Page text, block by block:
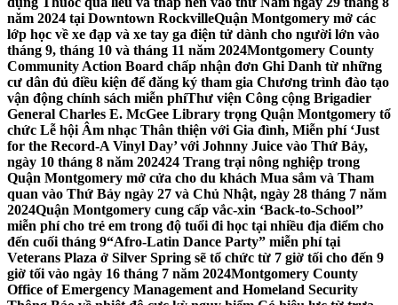
năm 2024 tại Downtown RockvilleQuận Montgomery mở các
lớp học về xe đạp và xe tay ga điện tử dành cho người lớn vào
tháng 9, tháng 10 và tháng 11 năm 2024Montgomery County
Community Action Board chấp nhận đơn Ghi Danh từ những
cư dân đủ điều kiện để đăng ký tham gia Chương trình đào tạo
vận động chính sách miễn phíThư viện Công cộng Brigadier
General Charles E. McGee Library trọng Quận Montgomery tổ
chức Lễ hội Âm nhạc Thân thiện với Gia đình, Miễn phí ‘Just
for the Record-A Vinyl Day’ với Johnny Juice vào Thứ Bảy,
ngày 10 tháng 8 năm 202424 Trang trại nông nghiệp trong
Quận Montgomery mở cửa cho du khách Mua sắm và Tham
quan vào Thứ Bảy ngày 27 và Chủ Nhật, ngày 28 tháng 7 năm
2024Quận Montgomery cung cấp vắc-xin ‘Back-to-School’’
miễn phí cho trẻ em trong độ tuổi đi học tại nhiều địa điểm cho
đến cuối tháng 9“Afro-Latin Dance Party” miễn phí tại
Veterans Plaza ở Silver Spring sẽ tổ chức từ 7 giờ tối cho đến 9
giờ tối vào ngày 16 tháng 7 năm 2024Montgomery County
Office of Emergency Management and Homeland Security